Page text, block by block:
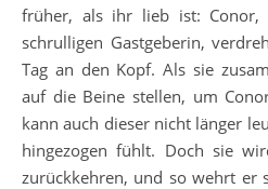
früher, als ihr lieb ist: Conor,
schrulligen Gastgeberin,
Tag an den Kopf. Als sie
auf die Beine stellen, um
kann auch dieser nicht länger
hingezogen fühlt. Doch sie
zurückkehren, und so wehrt er